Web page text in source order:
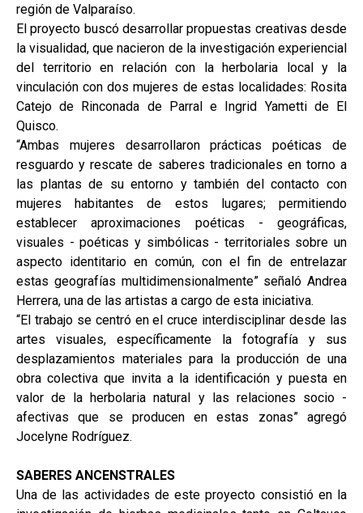
región de Valparaíso.
El proyecto buscó desarrollar propuestas creativas desde
la visualidad, que nacieron de la investigación experiencial
del territorio en relación con la herbolaria local y la
vinculación con dos mujeres de estas localidades: Rosita
Catejo de Rinconada de Parral e Ingrid Yametti de El
Quisco.
“Ambas mujeres desarrollaron prácticas poéticas de
resguardo y rescate de saberes tradicionales en torno a
las plantas de su entorno y también del contacto con
mujeres habitantes de estos lugares; permitiendo
establecer aproximaciones poéticas - geográficas,
visuales - poéticas y simbólicas - territoriales sobre un
aspecto identitario en común, con el fin de entrelazar
estas geografías multidimensionalmente” señaló Andrea
Herrera, una de las artistas a cargo de esta iniciativa.
“El trabajo se centró en el cruce interdisciplinar desde las
artes visuales, específicamente la fotografía y sus
desplazamientos materiales para la producción de una
obra colectiva que invita a la identificación y puesta en
valor de la herbolaria natural y las relaciones socio -
afectivas que se producen en estas zonas” agregó
Jocelyne Rodríguez.
SABERES ANCENSTRALES
Una de las actividades de este proyecto consistió en la